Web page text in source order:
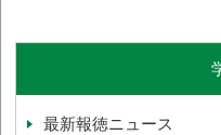
最新報徳ニュース